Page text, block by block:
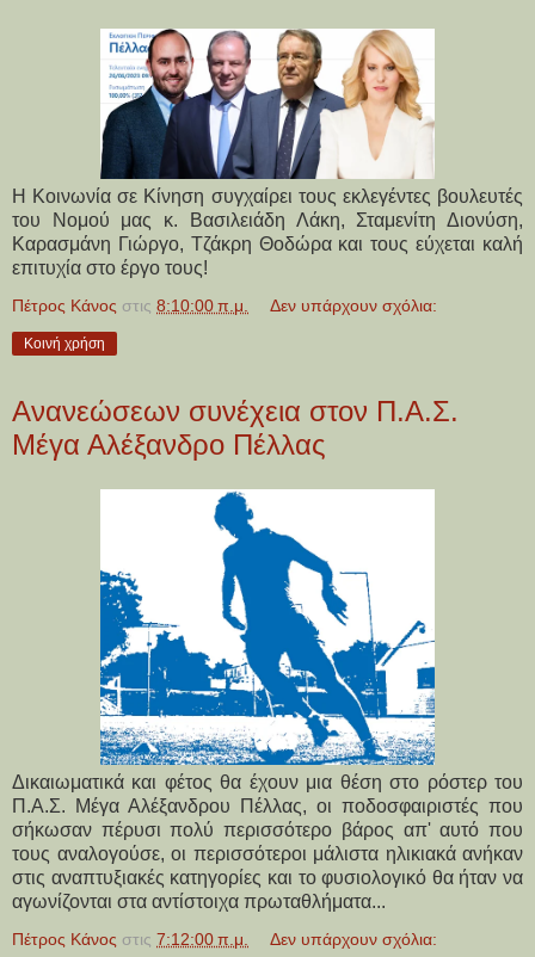
Η Κοινωνία σε Κίνηση συγχαίρει τους εκλεγέντες βουλευτές
του Νομού μας κ. Βασιλειάδη Λάκη, Σταμενίτη Διονύση,
Καρασμάνη Γιώργο, Τζάκρη Θοδώρα και τους εύχεται καλή
επιτυχία στο έργο τους!
Πέτρος Κάνος στις 8:10:00 π.μ. Δεν υπάρχουν σχόλια:
Κοινή χρήση
Ανανεώσεων συνέχεια στον Π.Α.Σ.
Μέγα Αλέξανδρο Πέλλας
Δικαιωματικά και φέτος θα έχουν μια θέση στο ρόστερ του
Π.Α.Σ. Μέγα Αλέξανδρου Πέλλας, οι ποδοσφαιριστές που
σήκωσαν πέρυσι πολύ περισσότερο βάρος απ' αυτό που
τους αναλογούσε, οι περισσότεροι μάλιστα ηλικιακά ανήκαν
στις αναπτυξιακές κατηγορίες και το φυσιολογικό θα ήταν να
αγωνίζονται στα αντίστοιχα πρωταθλήματα...
Πέτρος Κάνος στις 7:12:00 π.μ. Δεν υπάρχουν σχόλια: